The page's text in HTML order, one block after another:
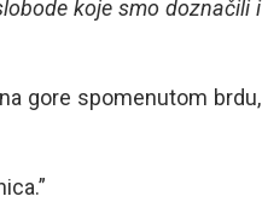
koje smo doznačili i
gore spomenutom brdu,